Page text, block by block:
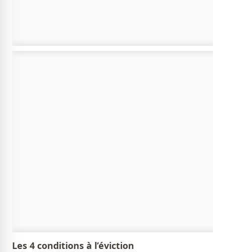
Les 4 conditions à l’éviction